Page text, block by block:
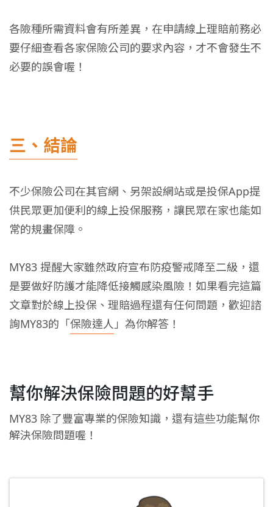
各險種所需資料會有所差異，在申請線上理賠前務必
要仔細查看各家保險公司的要求內容，才不會發生不
必要的誤會喔！
三、結論
不少保險公司在其官網、另架設網站或是投保App提
供民眾更加便利的線上投保服務，讓民眾在家也能如
常的規畫保障。
MY83 提醒大家雖然政府宣布防疫警戒降至二級，還
是要做好防護才能降低接觸感染風險！如果看完這篇
文章對於線上投保、理賠過程還有任何問題，歡迎諮
詢MY83的「保險達人」為你解答！
幫你解決保險問題的好幫手
MY83 除了豐富專業的保險知識，還有這些功能幫你
解決保險問題喔！